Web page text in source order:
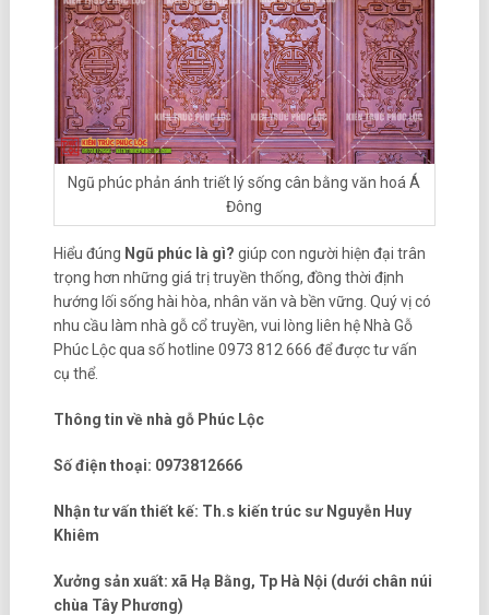
Ngũ phúc phản ánh triết lý sống cân bằng văn hoá Á
Đông
Hiểu đúng Ngũ phúc là gì? giúp con người hiện đại trân
trọng hơn những giá trị truyền thống, đồng thời định
hướng lối sống hài hòa, nhân văn và bền vững. Quý vị có
nhu cầu làm nhà gỗ cổ truyền, vui lòng liên hệ Nhà Gỗ
Phúc Lộc qua số hotline 0973 812 666 để được tư vấn
cụ thể.
Thông tin về nhà gỗ Phúc Lộc
Số điện thoại: 0973812666
Nhận tư vấn thiết kế: Th.s kiến trúc sư Nguyễn Huy
Khiêm
Xưởng sản xuất: xã Hạ Bằng, Tp Hà Nội (dưới chân núi
chùa Tây Phương)